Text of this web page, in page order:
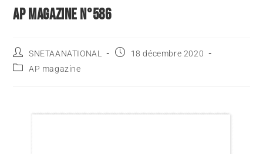
AP MAGAZINE N°586
SNETAANATIONAL
18 décembre 2020
AP magazine